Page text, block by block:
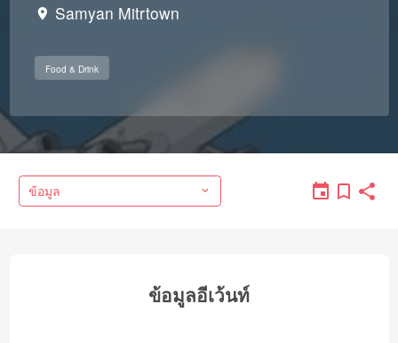
Samyan Mitrtown
Food & Drink
ข้อมูล
ข้อมูลอีเว้นท์